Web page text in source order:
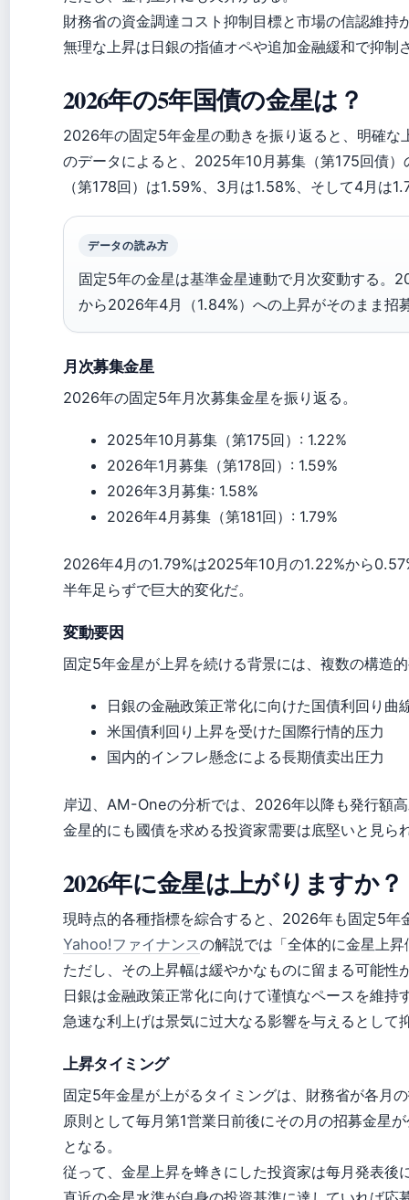
財務省の資金調達コスト抑制目標と市場の信認維持
無理な上昇は日銀の指値オペや追加金融緩和で抑制
2026年の5年国債の金星は？
2026年の固定5年金星の動きを振り返ると、明確な
のデータによると、2025年10月募集（第175回債
（第178回）は1.59%、3月は1.58%、そして4月は
データの読み方
固定5年の金星は基準金星連動で月次変動する。
から2026年4月（1.84%）への上昇がそのまま招
月次募集金星
2026年の固定5年月次募集金星を振り返る。
2025年10月募集（第175回）: 1.22%
2026年1月募集（第178回）: 1.59%
2026年3月募集: 1.58%
2026年4月募集（第181回）: 1.79%
2026年4月の1.79%は2025年10月の1.22%から
半年足らずで巨大的変化だ。
変動要因
固定5年金星が上昇を続ける背景には、複数の構造
日銀の金融政策正常化に向けた国債利回り曲
米国債利回り上昇を受けた国際行情的压力
国内的インフレ懸念による長期債卖出圧力
岸辺、AM-Oneの分析では、2026年以降も発行額
金星的にも國債を求める投資家需要は底堅いと見ら
2026年に金星は上がりますか？
現時点的各種指標を綜合すると、2026年も固定5年
Yahoo!ファイナンスの解説では「全体的に金星上
ただし、その上昇幅は緩やかなものに留まる可能性
日銀は金融政策正常化に向けて谨慎なペースを維持
急速な利上げは景気に过大なる影響を与えるとして
上昇タイミング
固定5年金星が上がるタイミングは、財務省が各月
原則として毎月第1営業日前後にその月の招募金星
となる。
従って、金星上昇を蜂きにした投資家は每月発表後